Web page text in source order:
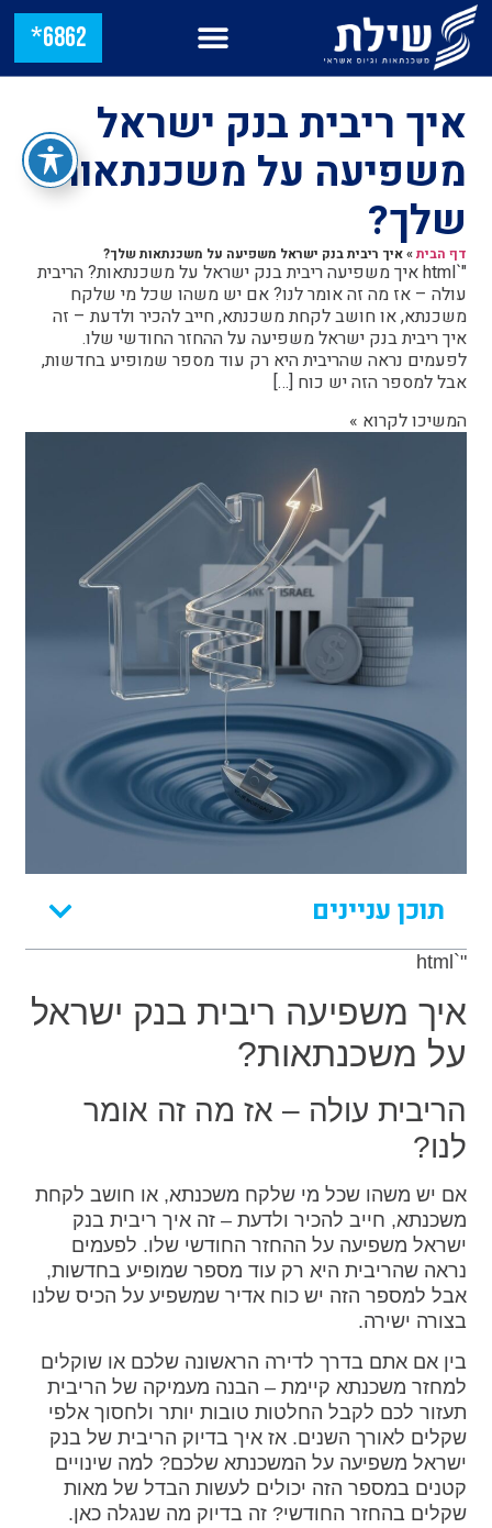
6862*
איך ריבית בנק ישראל
משפיעה על משכנתאות
שלך?
דף הבית»איך ריבית בנק ישראל משפיעה על משכנתאות שלך?
"`html איך משפיעה ריבית בנק ישראל על משכנתאות? הריבית
עולה – אז מה זה אומר לנו? אם יש משהו שכל מי שלקח
משכנתא, או חושב לקחת משכנתא, חייב להכיר ולדעת – זה
איך ריבית בנק ישראל משפיעה על ההחזר החודשי שלו.
לפעמים נראה שהריבית היא רק עוד מספר שמופיע בחדשות,
אבל למספר הזה יש כוח […]
המשיכו לקרוא »
תוכן עניינים
"`html
איך משפיעה ריבית בנק ישראל
על משכנתאות?
הריבית עולה – אז מה זה אומר
לנו?
אם יש משהו שכל מי שלקח משכנתא, או חושב לקחת
משכנתא, חייב להכיר ולדעת – זה איך ריבית בנק
ישראל משפיעה על ההחזר החודשי שלו. לפעמים
נראה שהריבית היא רק עוד מספר שמופיע בחדשות,
אבל למספר הזה יש כוח אדיר שמשפיע על הכיס שלנו
בצורה ישירה.
בין אם אתם בדרך לדירה הראשונה שלכם או שוקלים
למחזר משכנתא קיימת – הבנה מעמיקה של הריבית
תעזור לכם לקבל החלטות טובות יותר ולחסוך אלפי
שקלים לאורך השנים. אז איך בדיוק הריבית של בנק
ישראל משפיעה על המשכנתא שלכם? למה שינויים
קטנים במספר הזה יכולים לעשות הבדל של מאות
שקלים בהחזר החודשי? זה בדיוק מה שנגלה כאן.